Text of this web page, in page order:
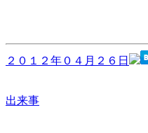
２０１２年０４月２６日
出来事